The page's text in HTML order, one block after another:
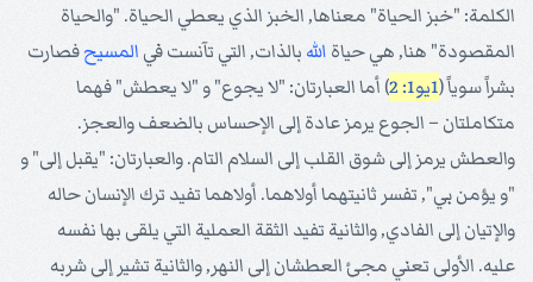
الكلمة: "خبز الحياة" معناها, الخبز الذي يعطي الحياة. "والحياة
المقصودة" هنا, هي حياة الله بالذات, التي تآنست في المسيحفصارت
بشراً سوياً (1يو1: 2
) أما العبارتان: "لا يجوع" و "لا يعطش" فهما
متكاملتان – الجوع يرمز عادة إلى الإحساس بالضعف والعجز.
والعطش يرمز إلى شوق القلب إلى السلام التام. والعبارتان: "يقبل إلى" و
"و يؤمن بي", تفسر ثانيتهما أولاهما. أولاهما تفيد ترك الإنسان حاله
والإتيان إلى الفادي, والثانية تفيد الثقة العملية التي يلقى بها نفسه
عليه. الأولى تعني مجئ العطشان إلى النهر, والثانية تشير إلى شربه